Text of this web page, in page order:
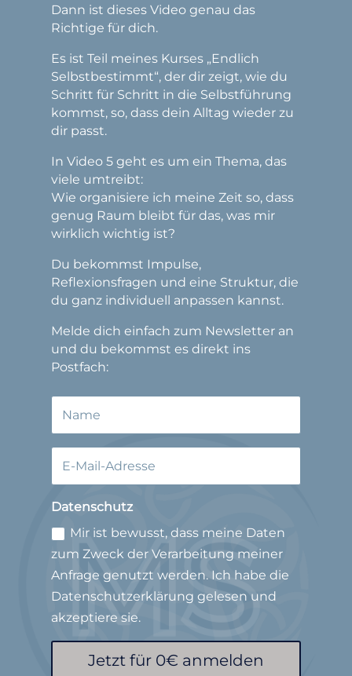
Dann ist dieses Video genau das
Richtige für dich.
Es ist Teil meines Kurses „Endlich
Selbstbestimmt“, der dir zeigt, wie du
Schritt für Schritt in die Selbstführung
kommst, so, dass dein Alltag wieder zu
dir passt.
In Video 5 geht es um ein Thema, das
viele umtreibt:
Wie organisiere ich meine Zeit so, dass
genug Raum bleibt für das, was mir
wirklich wichtig ist?
Du bekommst Impulse,
Reflexionsfragen und eine Struktur, die
du ganz individuell anpassen kannst.
Melde dich einfach zum Newsletter an
und du bekommst es direkt ins
Postfach:
Datenschutz
Mir ist bewusst, dass meine Daten
zum Zweck der Verarbeitung meiner
Anfrage genutzt werden. Ich habe die
Datenschutzerklärung gelesen und
akzeptiere sie.
Jetzt für 0€ anmelden